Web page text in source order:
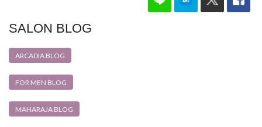
SALON BLOG
ARCADIA BLOG
FOR MEN BLOG
MAHARAJA BLOG